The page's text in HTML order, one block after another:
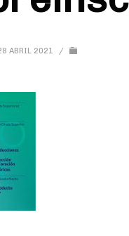
ABRIL 2021
/